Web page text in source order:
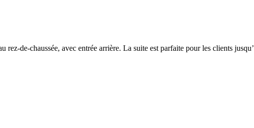
de-chaussée, avec entrée arrière. La suite est parfaite pour les clients jusqu’